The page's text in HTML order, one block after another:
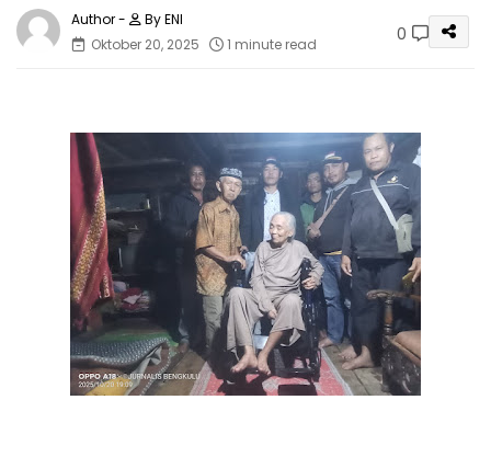
By ENI
Oktober 20, 2025
1 minute read 0